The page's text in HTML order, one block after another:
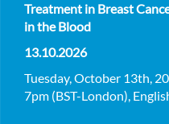
Treatment in Breast
in the Blood
13.10.2026
Tuesday, October 13th,
7pm (BST-London),